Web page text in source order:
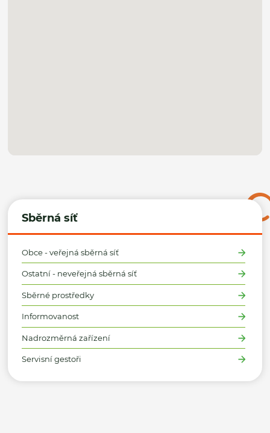
Sběrná síť
Obce - veřejná sběrná síť
Ostatní - neveřejná sběrná síť
Sběrné prostředky
Informovanost
Nadrozměrná zařízení
Servisní gestoři